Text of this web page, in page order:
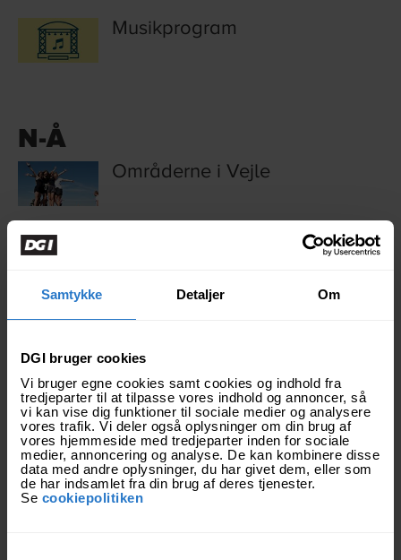
Samtykke Detaljer Om
DGI bruger cookies
Vi bruger egne cookies samt cookies og indhold fra
tredjeparter til at tilpasse vores indhold og annoncer, så
vi kan vise dig funktioner til sociale medier og analysere
vores trafik. Vi deler også oplysninger om din brug af
vores hjemmeside med tredjeparter inden for sociale
medier, annoncering og analyse. De kan kombinere disse
data med andre oplysninger, du har givet dem, eller som
de har indsamlet fra din brug af deres tjenester.
Se cookiepolitiken
Musikprogram
N-Å
Områderne i Vejle
Parkering
Parkeringsbillet
Program